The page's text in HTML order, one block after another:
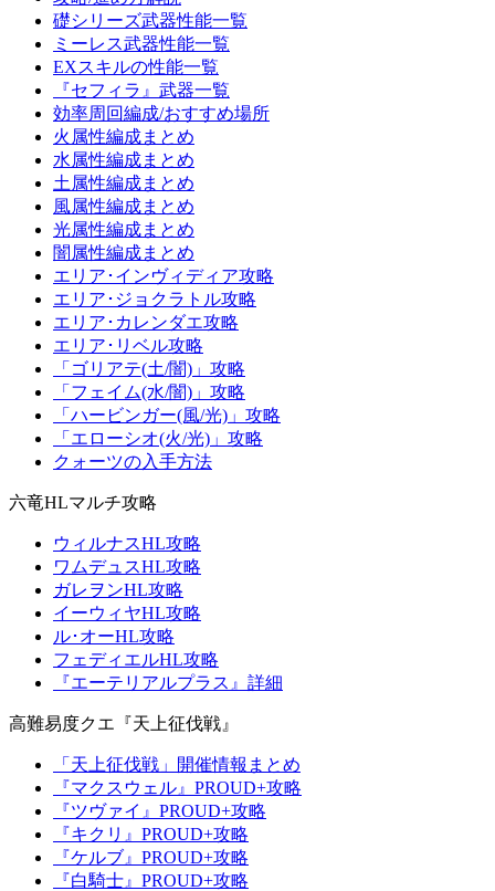
礎シリーズ武器性能一覧
ミーレス武器性能一覧
EXスキルの性能一覧
『セフィラ』武器一覧
効率周回編成/おすすめ場所
火属性編成まとめ
水属性編成まとめ
土属性編成まとめ
風属性編成まとめ
光属性編成まとめ
闇属性編成まとめ
エリア･インヴィディア攻略
エリア･ジョクラトル攻略
エリア･カレンダエ攻略
エリア･リベル攻略
「ゴリアテ(土/闇)」攻略
「フェイム(水/闇)」攻略
「ハービンガー(風/光)」攻略
「エローシオ(火/光)」攻略
クォーツの入手方法
六竜HLマルチ攻略
ウィルナスHL攻略
ワムデュスHL攻略
ガレヲンHL攻略
イーウィヤHL攻略
ル･オーHL攻略
フェディエルHL攻略
『エーテリアルプラス』詳細
高難易度クエ『天上征伐戦』
「天上征伐戦」開催情報まとめ
『マクスウェル』PROUD+攻略
『ツヴァイ』PROUD+攻略
『キクリ』PROUD+攻略
『ケルブ』PROUD+攻略
『白騎士』PROUD+攻略